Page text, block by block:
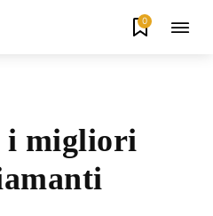
0
migliori